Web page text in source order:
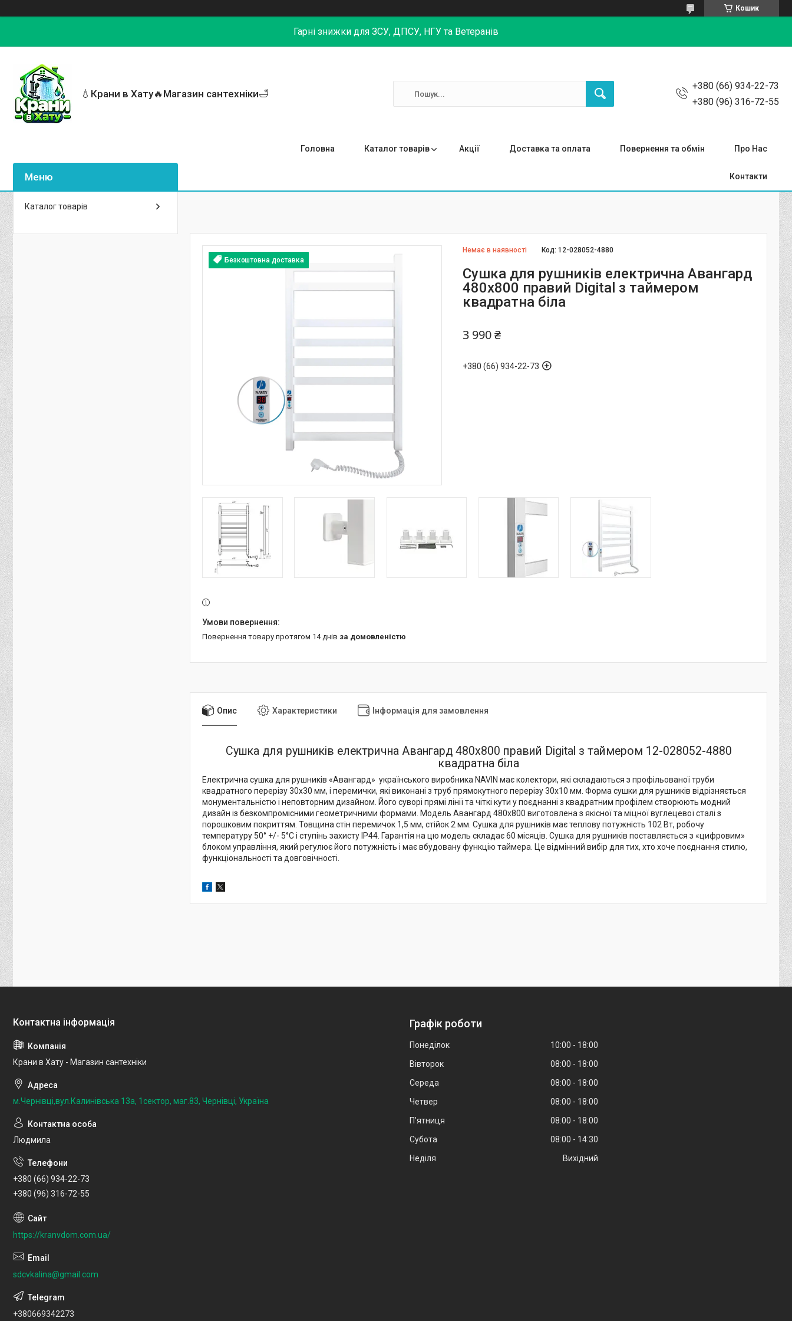
Кошик
Гарні знижки для ЗСУ, ДПСУ, НГУ та Ветеранів
💧Крани в Хату🔥Магазин сантехніки🛁
+380 (66) 934-22-73
+380 (96) 316-72-55
Головна Каталог товарів Акції Доставка та оплата Повернення та обмін Про Нас
Контакти
Безкоштовна доставка
Немає в наявності Код:12-028052-4880
Сушка для рушників електрична Авангард
480х800 правий Digital з таймером
квадратна біла
3 990 ₴
+380 (66) 934-22-73
повернення товару протягом 14 днів за домовленістю
Опис Характеристики Інформація для замовлення
Сушка для рушників електрична Авангард 480х800 правий Digital з таймером 12-028052-4880
квадратна біла
Електрична сушка для рушників «Авангард» українського виробника NAVIN має колектори, які складаються з профільованої труби
квадратного перерізу 30х30 мм, і перемички, які виконані з труб прямокутного перерізу 30х10 мм. Форма сушки для рушників відрізняється
монументальністю і неповторним дизайном. Його суворі прямі лінії та чіткі кути у поєднанні з квадратним профілем створюють модний
дизайн із безкомпромісними геометричними формами. Модель Авангард 480х800 виготовлена ​​з якісної та міцної вуглецевої сталі з
порошковим покриттям. Товщина стін перемичок 1,5 мм, стійок 2 мм. Сушка для рушників має теплову потужність 102 Вт, робочу
температуру 50° +/- 5°С і ступінь захисту IP44. Гарантія на цю модель складає 60 місяців. Сушка для рушників поставляється з «цифровим»
блоком управління, який регулює його потужність і має вбудовану функцію таймера. Це відмінний вибір для тих, хто хоче поєднання стилю,
функціональності та довговічності.
Каталог товарів
Крани в Хату - Магазин сантехніки
м.Чернівці,вул.Калинівська 13а, 1сектор, маг.83, Чернівці, Україна
Людмила
+380 (66) 934-22-73
+380 (96) 316-72-55
https://kranvdom.com.ua/
sdcvkalina@gmail.com
+380669342273
Графік роботи
Понеділок 10:00
18:00
Вівторок
08:00
18:00
Середа
08:00
18:00
Четвер
08:00
18:00
Пʼятниця
08:00
18:00
Субота
08:00
14:30
Неділя
Вихідний